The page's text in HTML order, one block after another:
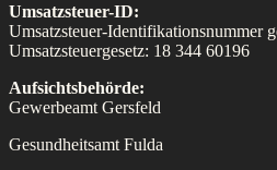
Umsatzsteuer-ID:
Umsatzsteuer-Identifikationsnummer
Umsatzsteuergesetz: 18 344 60196
Aufsichtsbehörde:
Gewerbeamt Gersfeld
Gesundheitsamt Fulda